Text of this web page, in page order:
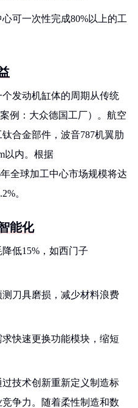
可一次性完成80%以上的工
发动机缸体的周期从传统
例：大众德国工厂）。航空
合金部件，波音787机翼肋
以内。根据
年全球加工中心市场规模将达
。
能化
低15%，如西门子
刀具磨损，减少材料浪费
快速更换功能模块，缩短
技术创新重新定义制造标
争力。随着柔性制造和数